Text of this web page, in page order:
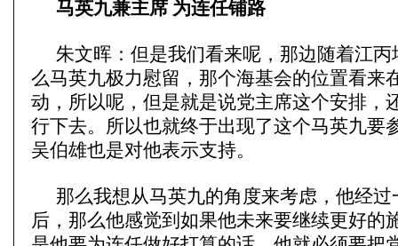
马英九兼主席 为连任铺路
朱文晖：但是我们看来呢，那边随着江
么马英九极力慰留，那个海基会的位置看来
动，所以呢，但是就是说党主席这个安排，
行下去。所以也就终于出现了这个马英九要
吴伯雄也是对他表示支持。
那么我想从马英九的角度来考虑，他经
后，那么他感觉到如果他未来要继续更好的